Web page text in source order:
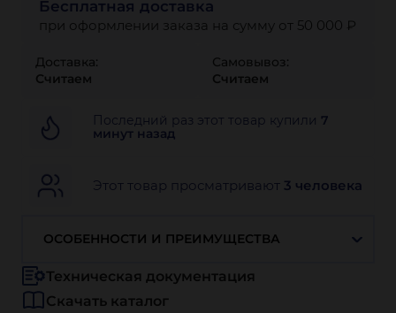
Бесплатная доставка
при оформлении заказа на сумму от 50 000 ₽
Доставка:
Считаем
Самовывоз:
Считаем
Последний раз этот товар купили 7
минут назад
Этот товар просматривают 3 человека
ОСОБЕННОСТИ И ПРЕИМУЩЕСТВА
Техническая документация
Скачать каталог